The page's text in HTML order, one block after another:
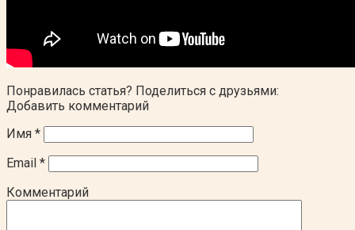
Понравилась статья? Поделиться с друзьями:
Добавить комментарий
Имя *
Email *
Комментарий